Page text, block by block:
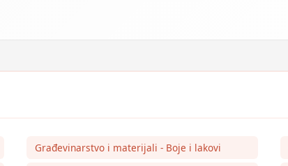
Građevinarstvo i materijali - Boje i lakovi